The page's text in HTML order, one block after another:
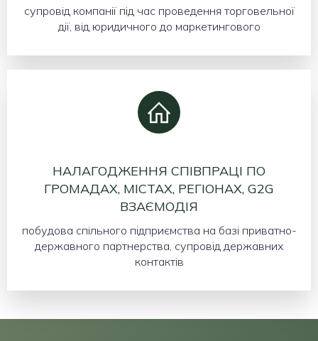
супровід компанії під час проведення торговельної
дії, від юридичного до маркетингового
НАЛАГОДЖЕННЯ СПІВПРАЦІ ПО
ГРОМАДАХ, МІСТАХ, РЕГІОНАХ, G2G
ВЗАЄМОДІЯ
побудова спільного підприємства на базі приватно-
державного партнерства, супровід державних
контактів